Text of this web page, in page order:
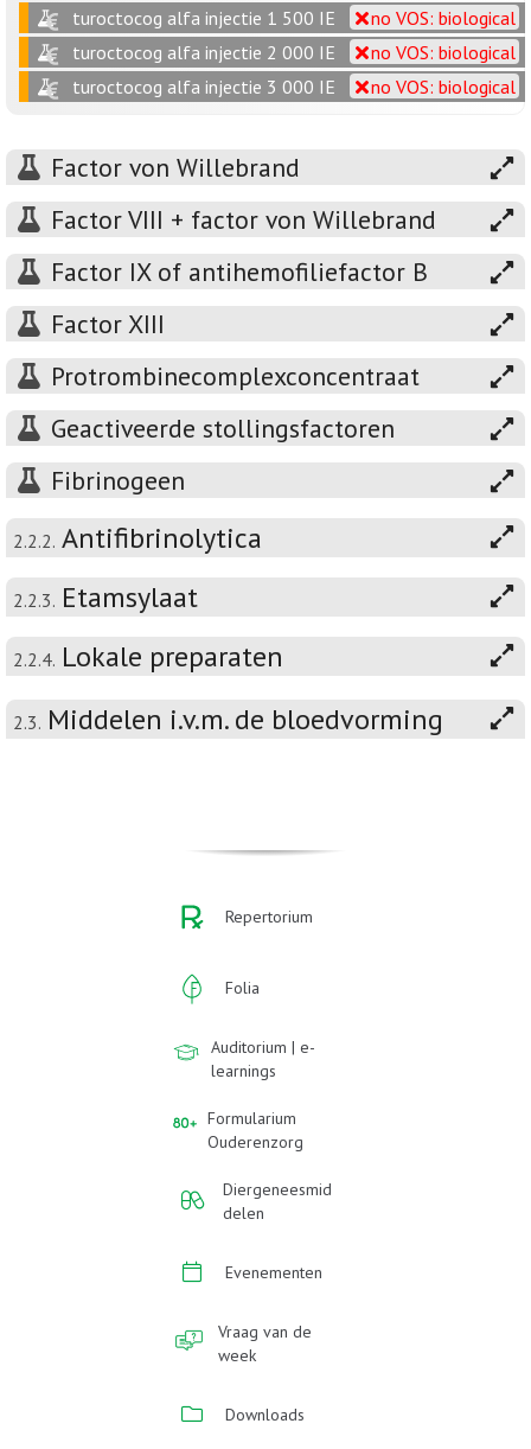
turoctocog alfa injectie 1 500 IE
no VOS: biological
turoctocog alfa injectie 2 000 IE
no VOS: biological
turoctocog alfa injectie 3 000 IE
no VOS: biological
Factor von Willebrand
Factor VIII + factor von Willebrand
Factor IX of antihemofiliefactor B
Factor XIII
Protrombinecomplexconcentraat
Geactiveerde stollingsfactoren
Fibrinogeen
2.2.2. Antifibrinolytica
2.2.3. Etamsylaat
2.2.4. Lokale preparaten
2.3. Middelen i.v.m. de bloedvorming
Repertorium
Folia
Auditorium | e-
learnings
Formularium
Ouderenzorg
Diergeneesmid
delen
Evenementen
Vraag van de
week
Downloads